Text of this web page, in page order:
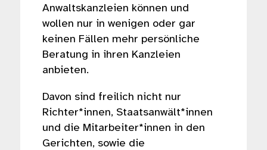
Anwaltskanzleien können und
wollen nur in wenigen oder gar
keinen Fällen mehr persönliche
Beratung in ihren Kanzleien
anbieten.
Davon sind freilich nicht nur
Richter*innen, Staatsanwält*innen
und die Mitarbeiter*innen in den
Gerichten, sowie die